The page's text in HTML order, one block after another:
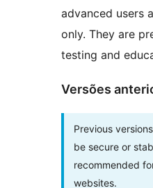
advanced users
only. They are
testing and
Versões
Previous
be secure or
recommended
websites.